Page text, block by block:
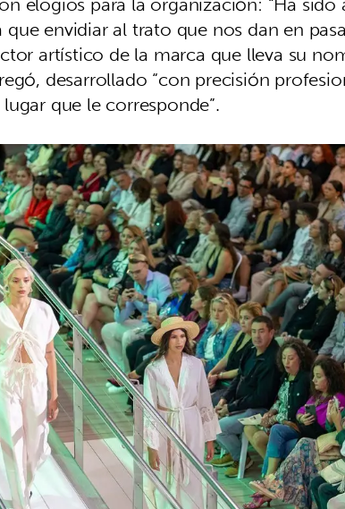
envidiar al trato que nos dan en
artístico de la marca que lleva su
desarrollado “con precisión
que le corresponde”.